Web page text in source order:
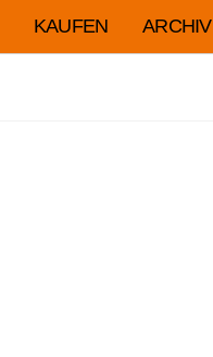
KAUFEN ARCHIV